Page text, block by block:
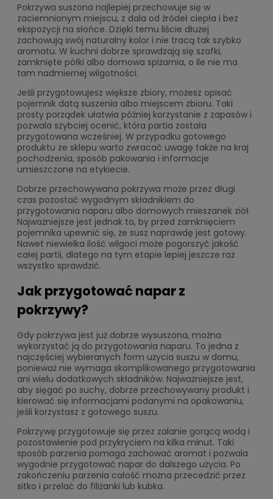
Pokrzywa suszona najlepiej przechowuje się w
zaciemnionym miejscu, z dala od źródeł ciepła i bez
ekspozycji na słońce. Dzięki temu liście dłużej
zachowują swój naturalny kolor i nie tracą tak szybko
aromatu. W kuchni dobrze sprawdzają się szafki,
zamknięte półki albo domowa spiżarnia, o ile nie ma
tam nadmiernej wilgotności.
Jeśli przygotowujesz większe zbiory, możesz opisać
pojemnik datą suszenia albo miejscem zbioru. Taki
prosty porządek ułatwia później korzystanie z zapasów i
pozwala szybciej ocenić, która partia została
przygotowana wcześniej. W przypadku gotowego
produktu ze sklepu warto zwracać uwagę także na kraj
pochodzenia, sposób pakowania i informacje
umieszczone na etykiecie.
Dobrze przechowywana pokrzywa może przez długi
czas pozostać wygodnym składnikiem do
przygotowania naparu albo domowych mieszanek ziół.
Najważniejsze jest jednak to, by przed zamknięciem
pojemnika upewnić się, że susz naprawdę jest gotowy.
Nawet niewielka ilość wilgoci może pogorszyć jakość
całej partii, dlatego na tym etapie lepiej jeszcze raz
wszystko sprawdzić.
Jak przygotować napar z
pokrzywy?
Gdy pokrzywa jest już dobrze wysuszona, można
wykorzystać ją do przygotowania naparu. To jedna z
najczęściej wybieranych form użycia suszu w domu,
ponieważ nie wymaga skomplikowanego przygotowania
ani wielu dodatkowych składników. Najważniejsze jest,
aby sięgać po suchy, dobrze przechowywany produkt i
kierować się informacjami podanymi na opakowaniu,
jeśli korzystasz z gotowego suszu.
Pokrzywę przygotowuje się przez zalanie gorącą wodą i
pozostawienie pod przykryciem na kilka minut. Taki
sposób parzenia pomaga zachować aromat i pozwala
wygodnie przygotować napar do dalszego użycia. Po
zakończeniu parzenia całość można przecedzić przez
sitko i przelać do filiżanki lub kubka.